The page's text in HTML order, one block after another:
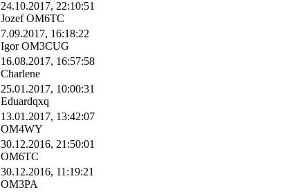
24.10.2017, 22:10:51
Jozef OM6TC
7.09.2017, 16:18:22
Igor OM3CUG
16.08.2017, 16:57:58
Charlene
25.01.2017, 10:00:31
Eduardqxq
13.01.2017, 13:42:07
OM4WY
30.12.2016, 21:50:01
OM6TC
30.12.2016, 11:19:21
OM3PA